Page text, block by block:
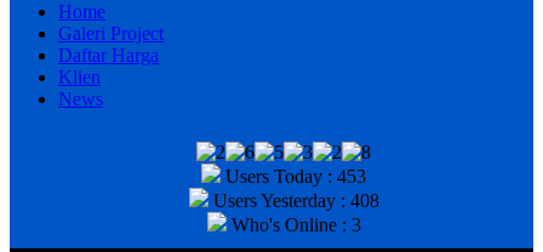
Home
Galeri Project
Daftar Harga
Klien
News
Users Today : 453
Users Yesterday : 408
Who's Online : 3